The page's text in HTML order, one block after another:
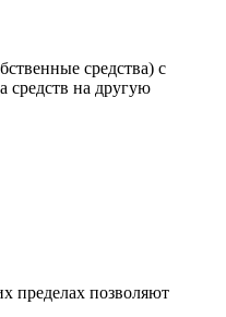
средства) с
средств на другую
пределах позволяют